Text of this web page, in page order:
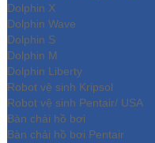
Dolphin X
Dolphin Wave
Dolphin S
Dolphin M
Dolphin Liberty
Robot vệ sinh Kripsol
Robot vệ sinh Pentair/ USA
Bàn chải hồ bơi
Bàn chải hồ bơi Pentair